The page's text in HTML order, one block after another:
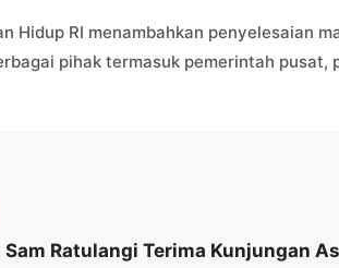
Hidup RI menambahkan penyelesaian
pihak termasuk pemerintah pusat,
Sam Ratulangi Terima Kunjungan